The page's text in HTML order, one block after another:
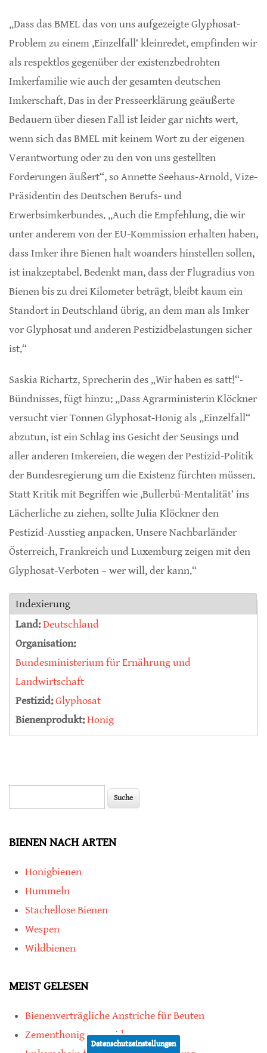
„Dass das BMEL das von uns aufgezeigte Glyphosat-
Problem zu einem ‚Einzelfall‘ kleinredet, empfinden wir
als respektlos gegenüber der existenzbedrohten
Imkerfamilie wie auch der gesamten deutschen
Imkerschaft. Das in der Presseerklärung geäußerte
Bedauern über diesen Fall ist leider gar nichts wert,
wenn sich das BMEL mit keinem Wort zu der eigenen
Verantwortung oder zu den von uns gestellten
Forderungen äußert“, so Annette Seehaus-Arnold, Vize-
Präsidentin des Deutschen Berufs- und
Erwerbsimkerbundes. „Auch die Empfehlung, die wir
unter anderem von der EU-Kommission erhalten haben,
dass Imker ihre Bienen halt woanders hinstellen sollen,
ist inakzeptabel. Bedenkt man, dass der Flugradius von
Bienen bis zu drei Kilometer beträgt, bleibt kaum ein
Standort in Deutschland übrig, an dem man als Imker
vor Glyphosat und anderen Pestizidbelastungen sicher
ist.“
Saskia Richartz, Sprecherin des „Wir haben es satt!“-
Bündnisses, fügt hinzu: „Dass Agrarministerin Klöckner
versucht vier Tonnen Glyphosat-Honig als „Einzelfall“
abzutun, ist ein Schlag ins Gesicht der Seusings und
aller anderen Imkereien, die wegen der Pestizid-Politik
der Bundesregierung um die Existenz fürchten müssen.
Statt Kritik mit Begriffen wie ‚Bullerbü-Mentalität‘ ins
Lächerliche zu ziehen, sollte Julia Klöckner den
Pestizid-Ausstieg anpacken. Unsere Nachbarländer
Österreich, Frankreich und Luxemburg zeigen mit den
Glyphosat-Verboten – wer will, der kann.“
Indexierung
Land:Deutschland
Organisation:
Bundesministerium für Ernährung und
Landwirtschaft
Pestizid:Glyphosat
Bienenprodukt:Honig
BIENEN NACH ARTEN
Honigbienen
Hummeln
Stachellose Bienen
Wespen
Wildbienen
MEIST GELESEN
Bienenverträgliche Anstriche für Beuten
Zementhonig vermeiden
Datenschutzeinstellungen